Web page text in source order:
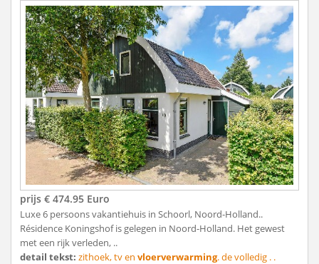
prijs € 474.95 Euro
Luxe 6 persoons vakantiehuis in Schoorl, Noord-Holland..
Résidence Koningshof is gelegen in Noord-Holland. Het gewest
met een rijk verleden, ..
detail tekst: zithoek, tv en vloerverwarming. de volledig . .